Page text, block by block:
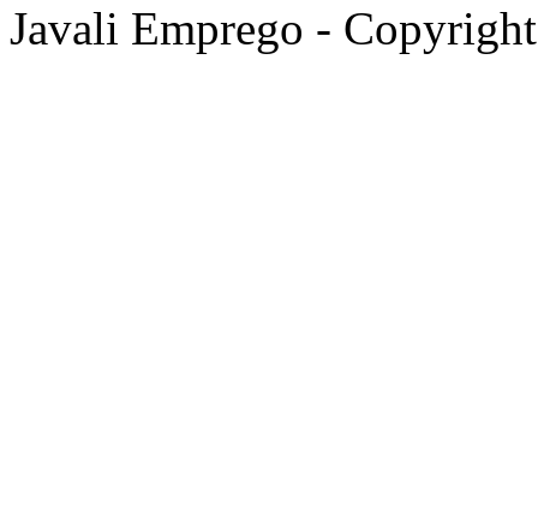
Javali Emprego -